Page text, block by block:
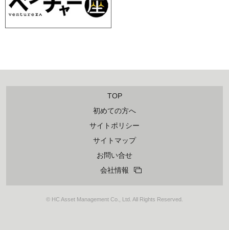
TOP
初めての方へ
サイトポリシー
サイトマップ
お問い合せ
会社情報
© HC Asset Management Co., Ltd. All Rights Reserved.